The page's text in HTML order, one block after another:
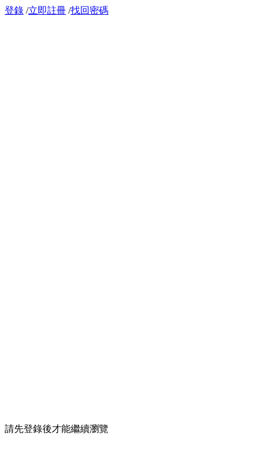
登錄 /立即註冊 /找回密碼
請先登錄後才能繼續瀏覽